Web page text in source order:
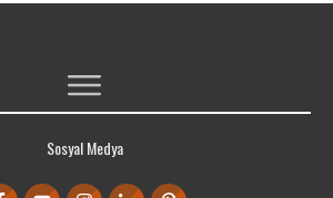
Sosyal Medya